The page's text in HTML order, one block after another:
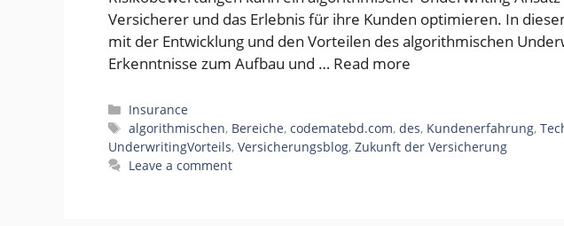
Versicherer und das Erlebnis für ihre Kunden optimieren. In
mit der Entwicklung und den Vorteilen des algorithmischen
Erkenntnisse zum Aufbau und … Read more
Categories
Insurance
Tags
algorithmischen, Bereiche,codematebd.com,des, Kundenerfahrung,
UnderwritingVorteils, Versicherungsblog, Zukunft der Versicherung
Leave a comment